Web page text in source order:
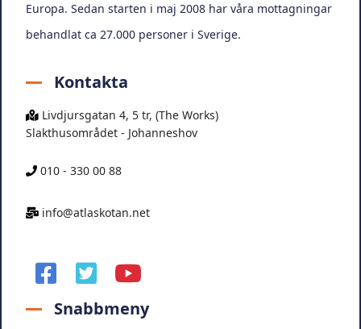
Europa. Sedan starten i maj 2008 har våra mottagningar
behandlat ca 27.000 personer i Sverige.
Kontakta
Livdjursgatan 4, 5 tr, (The Works)
Slakthusområdet - Johanneshov
010 - 330 00 88
info@atlaskotan.net
facebook
twitter
youtube
Snabbmeny